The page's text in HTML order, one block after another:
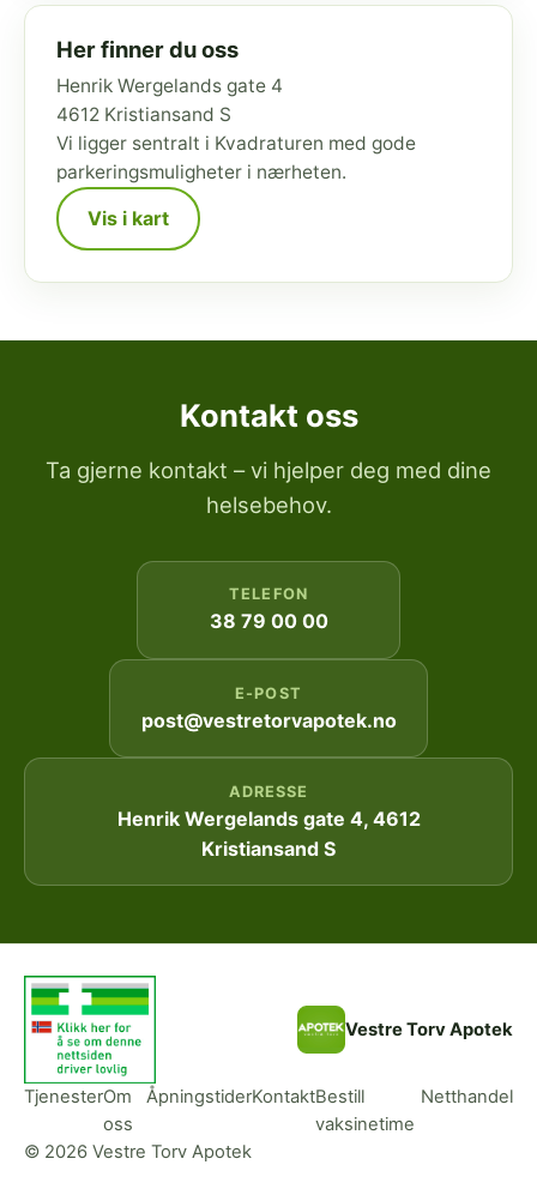
Her finner du oss
Henrik Wergelands gate 4
4612 Kristiansand S
Vi ligger sentralt i Kvadraturen med gode
parkeringsmuligheter i nærheten.
Vis i kart
Kontakt oss
Ta gjerne kontakt – vi hjelper deg med dine
helsebehov.
TELEFON
38 79 00 00
E-POST
post@vestretorvapotek.no
ADRESSE
Henrik Wergelands gate 4, 4612
Kristiansand S
Vestre Torv Apotek
TjenesterOm
oss
ÅpningstiderKontaktBestill
vaksinetime
Netthandel
© 2026 Vestre Torv Apotek